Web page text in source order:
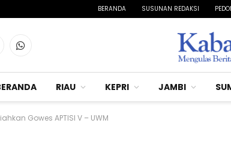
BERANDA SUSUNAN REDAKSI
WhatsApp
RIAU KEPRI JAMBI
Gowes APTISI V – UWM